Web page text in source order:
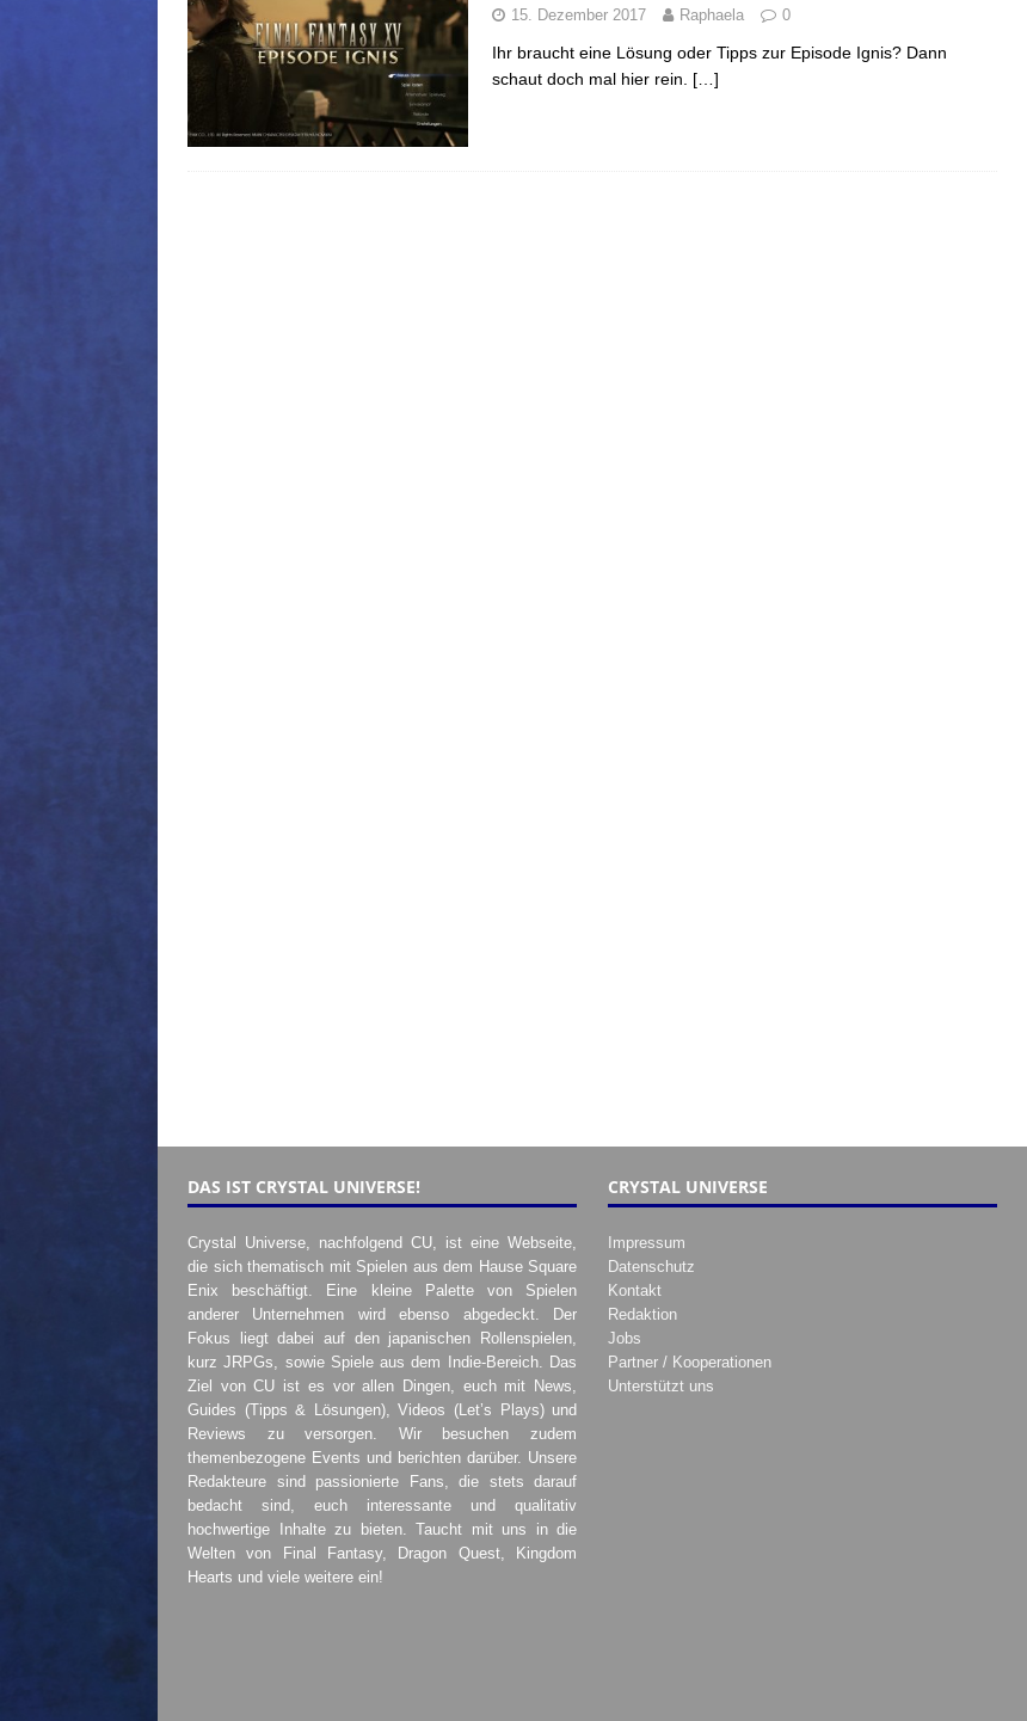
15. Dezember 2017 Raphaela 0
Ihr braucht eine Lösung oder Tipps zur Episode Ignis? Dann
schaut doch mal hier rein. […]
DAS IST CRYSTAL UNIVERSE!
Crystal Universe, nachfolgend CU, ist eine Webseite,
die sich thematisch mit Spielen aus dem Hause Square
Enix beschäftigt. Eine kleine Palette von Spielen
anderer Unternehmen wird ebenso abgedeckt. Der
Fokus liegt dabei auf den japanischen Rollenspielen,
kurz JRPGs, sowie Spiele aus dem Indie-Bereich. Das
Ziel von CU ist es vor allen Dingen, euch mit News,
Guides (Tipps & Lösungen), Videos (Let’s Plays) und
Reviews zu versorgen. Wir besuchen zudem
themenbezogene Events und berichten darüber. Unsere
Redakteure sind passionierte Fans, die stets darauf
bedacht sind, euch interessante und qualitativ
hochwertige Inhalte zu bieten. Taucht mit uns in die
Welten von Final Fantasy, Dragon Quest, Kingdom
Hearts und viele weitere ein!
CRYSTAL UNIVERSE
Impressum
Datenschutz
Kontakt
Redaktion
Jobs
Partner / Kooperationen
Unterstützt uns